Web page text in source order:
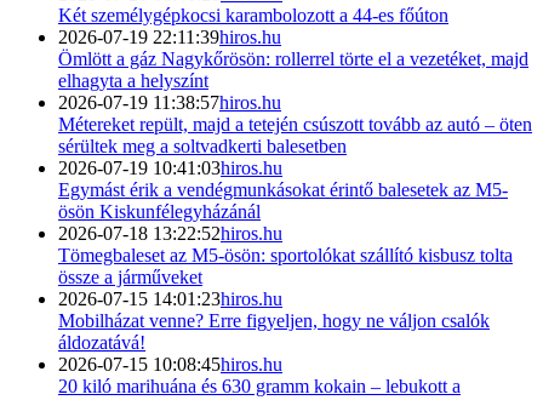
Két személygépkocsi karambolozott a 44-es főúton
2026-07-19 22:11:39hiros.hu
Ömlött a gáz Nagykőrösön: rollerrel törte el a vezetéket, majd
elhagyta a helyszínt
2026-07-19 11:38:57hiros.hu
Métereket repült, majd a tetején csúszott tovább az autó – öten
sérültek meg a soltvadkerti balesetben
2026-07-19 10:41:03hiros.hu
Egymást érik a vendégmunkásokat érintő balesetek az M5-
ösön Kiskunfélegyházánál
2026-07-18 13:22:52hiros.hu
Tömegbaleset az M5-ösön: sportolókat szállító kisbusz tolta
össze a járműveket
2026-07-15 14:01:23hiros.hu
Mobilházat venne? Erre figyeljen, hogy ne váljon csalók
áldozatává!
2026-07-15 10:08:45hiros.hu
20 kiló marihuána és 630 gramm kokain – lebukott a